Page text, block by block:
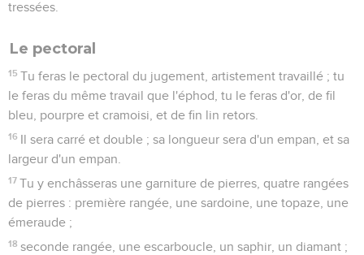
tressées.
Le pectoral
15 Tu feras le pectoral du jugement, artistement travaillé ; tu
le feras du même travail que l'éphod, tu le feras d'or, de fil
bleu, pourpre et cramoisi, et de fin lin retors.
16 Il sera carré et double ; sa longueur sera d'un empan, et sa
largeur d'un empan.
17 Tu y enchâsseras une garniture de pierres, quatre rangées
de pierres : première rangée, une sardoine, une topaze, une
émeraude ;
18 seconde rangée, une escarboucle, un saphir, un diamant ;